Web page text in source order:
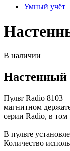
Умный учёт
В наличии
Настенный
Пульт Radio 8103
магнитном
серии Radio, в
В пульте
Количество